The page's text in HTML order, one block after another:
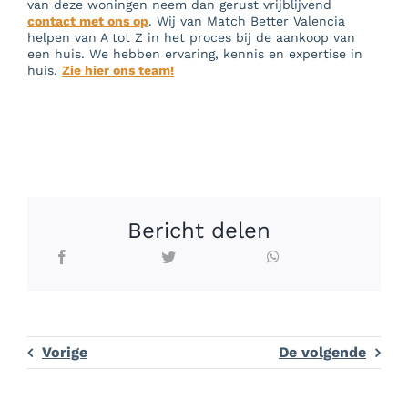
van deze woningen neem dan gerust vrijblijvend
contact met ons op. Wij van Match Better Valencia
helpen van A tot Z in het proces bij de aankoop van
een huis. We hebben ervaring, kennis en expertise in
huis. Zie hier ons team!
Bericht delen
Vorige De volgende